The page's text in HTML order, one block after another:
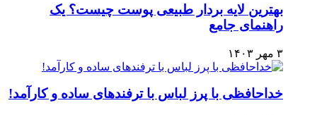
بهترین لایه بردار طبیعی پوست چیست؟ یک
راهنمای جامع
۳ مهر ۱۴۰۳
خداحافظی با پرز لباس با ترفندهای ساده و کارآمد!